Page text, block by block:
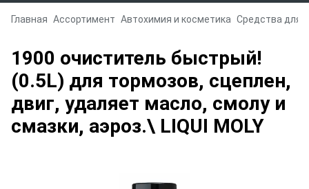
Главная Ассортимент Автохимия и косметика Средства для
1900 очиститель быстрый!
(0.5L) для тормозов, сцеплен,
двиг, удаляет масло, смолу и
смазки, аэроз.\ LIQUI MOLY